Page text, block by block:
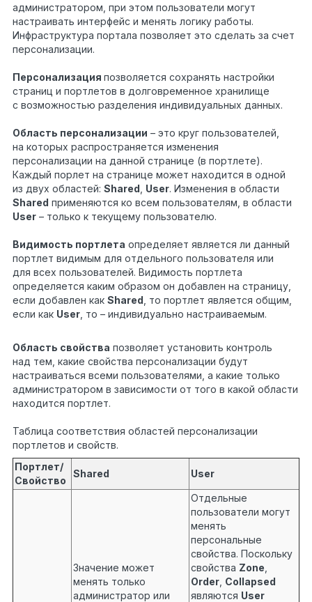
администратором, при этом пользователи могут
настраивать интерфейс и менять логику работы.
Инфраструктура портала позволяет это сделать за счет
персонализации.
Персонализация позволяется сохранять настройки
страниц и портлетов в долговременное хранилище
с возможностью разделения индивидуальных данных.
Область персонализации – это круг пользователей,
на которых распространяется изменения
персонализации на данной странице (в портлете).
Каждый порлет на странице может находится в одной
из двух областей: Shared User. Изменения в области
Shared применяются ко всем пользователям, в области
User – только к текущему пользователю.
Видимость портлета определяет является ли данный
портлет видимым для отдельного пользователя или
для всех пользователей. Видимость портлета
определяется каким образом он добавлен на страницу,
если добавлен как Shared , то портлет является общим,
если как User , то – индивидуально настраиваемым.
Область свойства позволяет установить контроль
над тем, какие свойства персонализации будут
настраиваться всеми пользователями, а какие только
администратором в зависимости от того в какой области
находится портлет.
Таблица соответствия областей персонализации
портлетов и свойств.
Портлет/
Свойство
Shared User
Значение может
менять только
администратор или
Отдельные
пользователи могут
менять
персональные
свойства. Поскольку
свойства Zone
Order Collapsed
являются User